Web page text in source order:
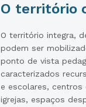
O território
O território integra,
podem ser
ponto de vista
caracterizados
e escolares, centros
igrejas, espaços